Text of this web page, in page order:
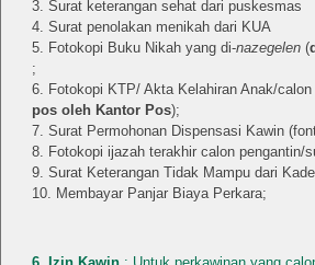
Surat keterangan sehat dari puskesmas
Surat penolakan menikah dari KUA
Fotokopi Buku Nikah yang di-nazegelen (
;
Fotokopi KTP/ Akta Kelahiran Anak/
pos oleh Kantor Pos);
Surat Permohonan Dispensasi Kawin
Fotokopi ijazah terakhir calon pengantin/
Surat Keterangan Tidak Mampu dari
Membayar Panjar Biaya Perkara;